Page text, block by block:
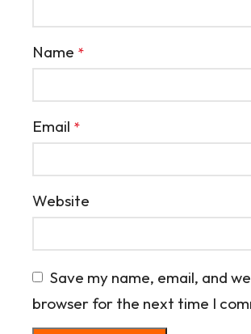
Name *
Email *
Website
Save my name, email, and
browser for the next time I